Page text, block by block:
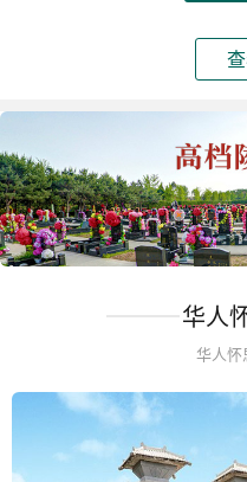
华人
华人怀